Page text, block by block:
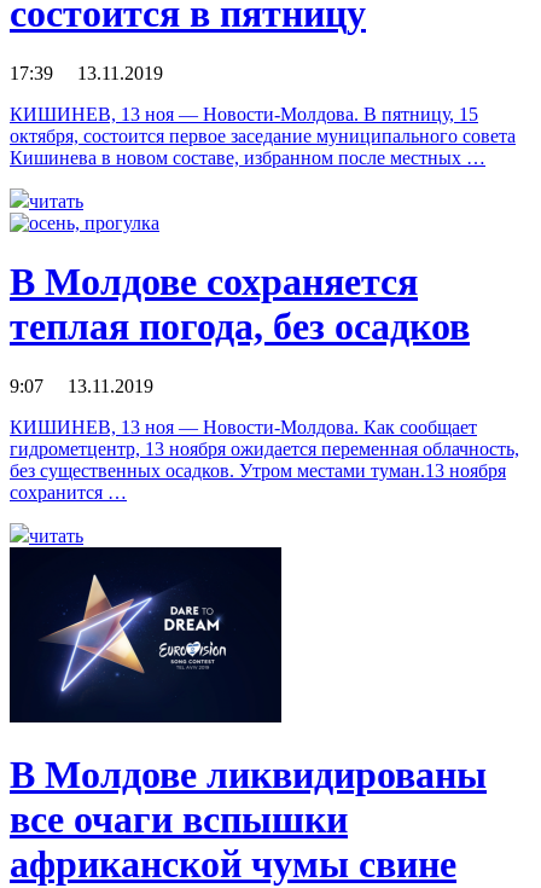
состоится в пятницу
17:39 13.11.2019
КИШИНЕВ, 13 ноя — Новости-Молдова. В пятницу, 15
октября, состоится первое заседание муниципального совета
Кишинева в новом составе, избранном после местных …
читать
В Молдове сохраняется
теплая погода, без осадков
9:07 13.11.2019
КИШИНЕВ, 13 ноя — Новости-Молдова. Как сообщает
гидрометцентр, 13 ноября ожидается переменная облачность,
без существенных осадков. Утром местами туман.13 ноября
сохранится …
читать
В Молдове ликвидированы
все очаги вспышки
африканской чумы свине